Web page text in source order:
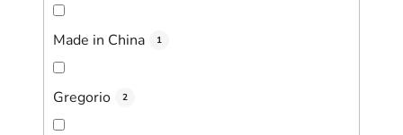
Made in China 1
Gregorio 2